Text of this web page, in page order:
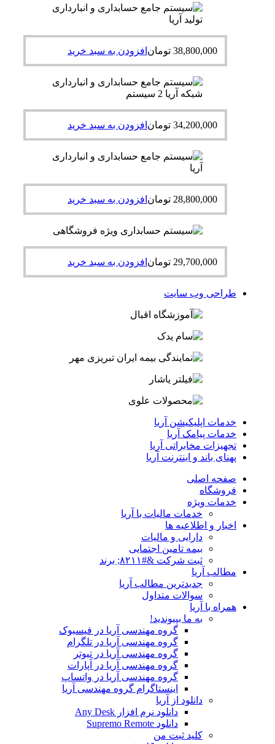
38,800,000 تومان افزودن به سبد خرید
34,200,000 تومان افزودن به سبد خرید
28,800,000 تومان افزودن به سبد خرید
29,700,000 تومان افزودن به سبد خرید
طراحی وب سایت
خدمات اپلیکیشن آریا
خدمات پیامک آریا
تجهیزات مخابراتی آریا
پهنای باند و اینترنت آریا
صفحه اصلی
فروشگاه
خدمات ویژه
خدمات مالیات با آریا
اخبار و اطلاعیه ها
دارایی و مالیات
بیمه تامین اجتمایی
ثبت شرکت &#۸۲۱۱; برند
مطالب آریا
جدیدترین مطالب آریا
سوالات متداول
همراه با آریا
به ما بپیوندید!
گروه مهندسی آریا در فیسبوک
گروه مهندسی آریا در تلگرام
گروه مهندسی آریا در تیوتر
گروه مهندسی آریا در آپارات
گروه مهندسی آریا در واتساپ
اینستاگرام گروه مهندسی آریا
دانلود از آریا
دانلود نرم افزار Any Desk
دانلود Supremo Remote
کلید ثبت من